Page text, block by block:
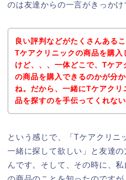
のは友達からの一言がきっかけ
良い評判などがたくさんある
Tケアクリニックの商品を購入
けど、、、一体どこで、Tケア
の商品を購入できるのかが分
ね。だから、一緒にTケアクリ
品を探すのを手伝ってくれな
という感じで、「Tケアクリニ
一緒に探して欲しい」と友達
んです。そして、その時に、